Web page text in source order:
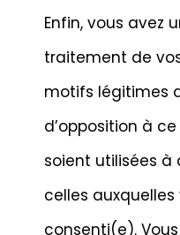
Enfin, vous avez
traitement de
motifs légitimes
d’opposition à
soient utilisées à
celles auxquelles
consenti(e).